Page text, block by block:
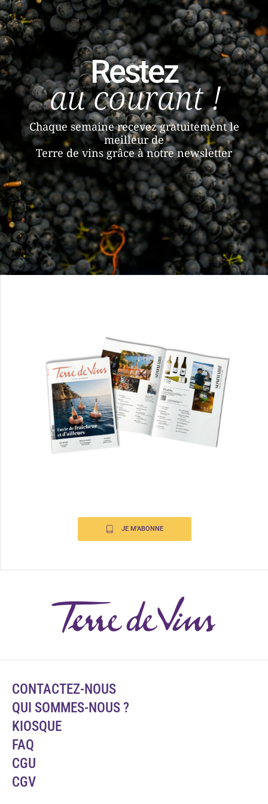
Restez
au courant !
Chaque semaine recevez gratuitement le
meilleur de
Terre de vins grâce à notre newsletter
JE M'ABONNE
CONTACTEZ-NOUS
QUI SOMMES-NOUS ?
KIOSQUE
FAQ
CGU
CGV